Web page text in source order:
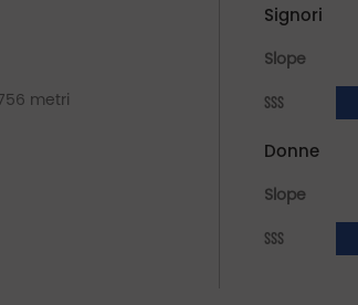
metri
Signori
Slope
SSS
Donne
Slope
SSS